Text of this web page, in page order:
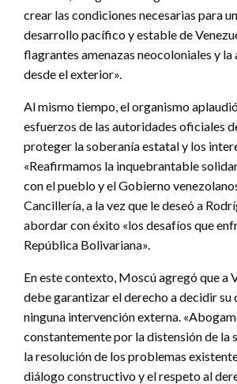
crear las condiciones necesarias para
desarrollo pacífico y estable de
flagrantes amenazas neocoloniales y la
desde el exterior».
Al mismo tiempo, el organismo
esfuerzos de las autoridades oficiales
proteger la soberanía estatal y los
«Reafirmamos la inquebrantable
con el pueblo y el Gobierno
Cancillería, a la vez que le deseó a
abordar con éxito «los desafíos que
República Bolivariana».
En este contexto, Moscú agregó que a
debe garantizar el derecho a decidir su
ninguna intervención externa.
constantemente por la distensión de la
la resolución de los problemas
diálogo constructivo y el respeto al